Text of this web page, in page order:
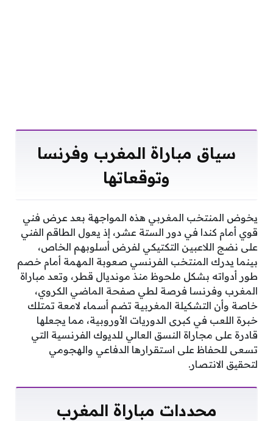
سياق مباراة المغرب وفرنسا
وتوقعاتها
يخوض المنتخب المغربي هذه المواجهة بعد عرض فني
قوي أمام كندا في دور الستة عشر، إذ يعول الطاقم الفني
على نضج اللاعبين التكتيكي لفرض أسلوبهم الخاص،
بينما يدرك المنتخب الفرنسي صعوبة المهمة أمام خصم
طور أدواته بشكل ملحوظ منذ مونديال قطر، وتعد مباراة
المغرب وفرنسا فرصة لطي صفحة الماضي الكروي،
خاصة وأن التشكيلة المغربية تضم أسماء لامعة تمتلك
خبرة اللعب في كبرى الدوريات الأوروبية، مما يجعلها
قادرة على مجاراة النسق العالي للديوك الفرنسية التي
تسعى للحفاظ على استقرارها الدفاعي والهجومي
لتحقيق الانتصار.
محددات مباراة المغرب